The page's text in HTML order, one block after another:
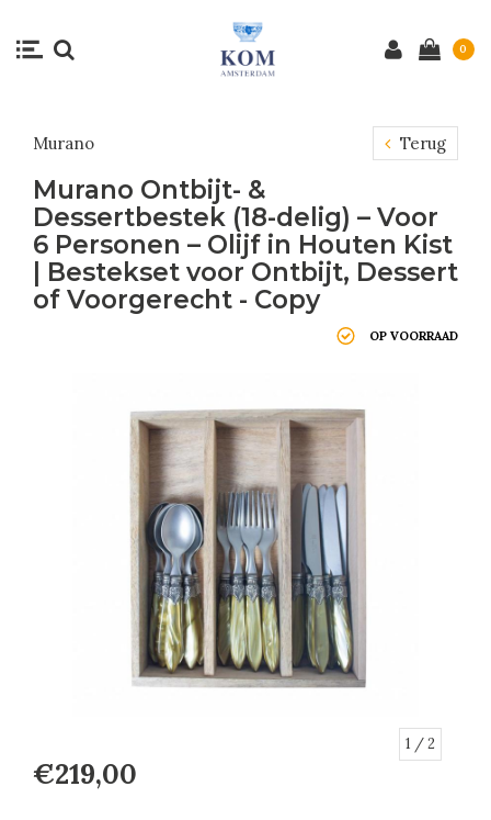
0
Murano Terug
Murano Ontbijt- &
Dessertbestek (18-delig) – Voor
6 Personen – Olijf in Houten Kist
| Bestekset voor Ontbijt, Dessert
of Voorgerecht - Copy
OP VOORRAAD
1 / 2
€219,00